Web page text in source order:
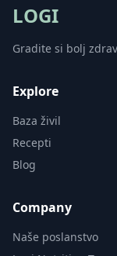
LOGI
Gradite si bolj
Explore
Baza živil
Recepti
Blog
Company
Naše poslanstvo